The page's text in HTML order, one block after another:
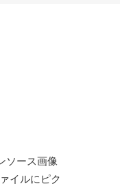
ソース画像
イルにピク